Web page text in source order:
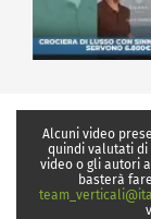
Alcuni video
quindi valutati di
video o gli autori
basterà